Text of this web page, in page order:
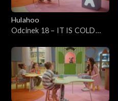
Hulahoo
Odcinek 18 – IT IS COLD
zimno